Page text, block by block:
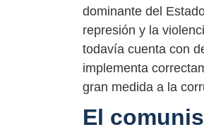
dominante del
represión y la
todavía cuenta con
implementa
gran medida a la
El